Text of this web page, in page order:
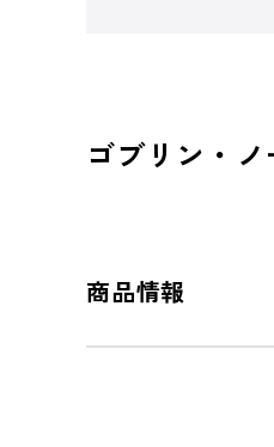
ゴブリン・
商品情報